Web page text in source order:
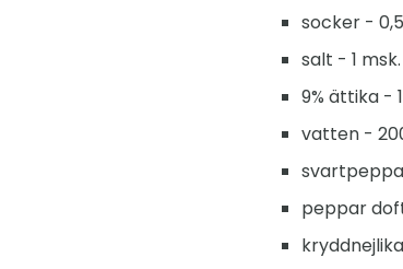
socker -
salt - 1
9% ättika -
vatten -
peppar